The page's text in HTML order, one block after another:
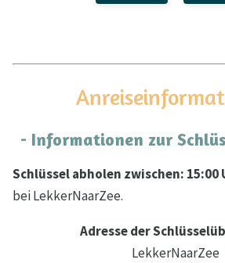
- Informationen zur
Schlüssel abholen zwischen: 15:00
bei LekkerNaarZee.
Adresse der
LekkerNaarZee